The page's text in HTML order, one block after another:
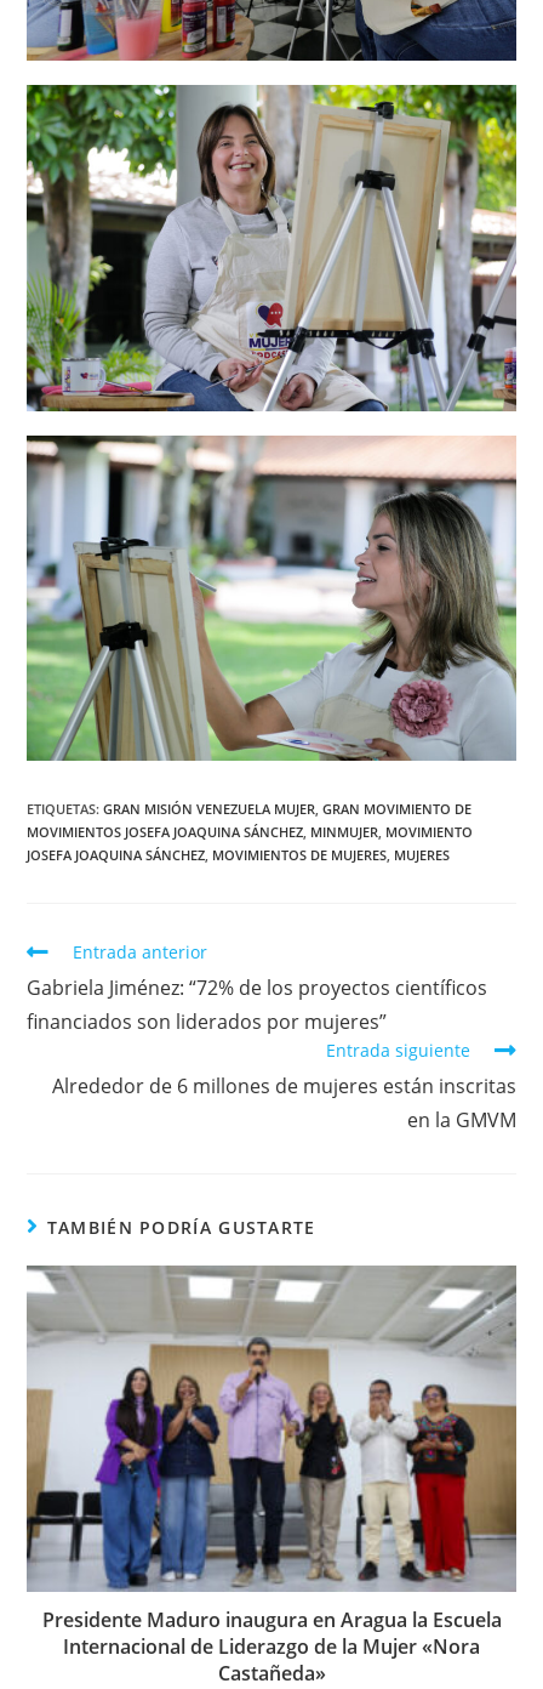
ETIQUETAS:GRAN MISIÓN VENEZUELA MUJER, GRAN MOVIMIENTO DE
MOVIMIENTOS JOSEFA JOAQUINA SÁNCHEZ, MINMUJER, MOVIMIENTO
JOSEFA JOAQUINA SÁNCHEZ, MOVIMIENTOS DE MUJERES, MUJERES
Entrada anterior
Gabriela Jiménez: “72% de los proyectos científicos
financiados son liderados por mujeres”
Entrada siguiente
Alrededor de 6 millones de mujeres están inscritas
en la GMVM
TAMBIÉN PODRÍA GUSTARTE
Presidente Maduro inaugura en Aragua la Escuela
Internacional de Liderazgo de la Mujer «Nora
Castañeda»